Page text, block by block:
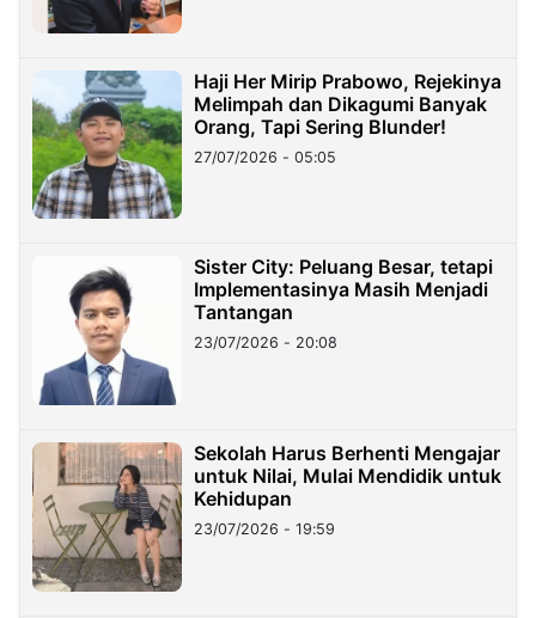
Haji Her Mirip Prabowo, Rejekinya
Melimpah dan Dikagumi Banyak
Orang, Tapi Sering Blunder!
27/07/2026 - 05:05
Sister City: Peluang Besar, tetapi
Implementasinya Masih Menjadi
Tantangan
23/07/2026 - 20:08
Sekolah Harus Berhenti Mengajar
untuk Nilai, Mulai Mendidik untuk
Kehidupan
23/07/2026 - 19:59